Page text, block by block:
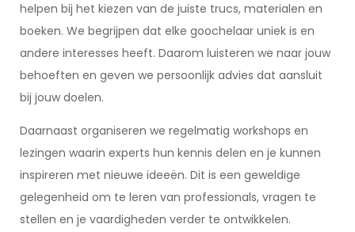
helpen bij het kiezen van de juiste trucs, materialen en
boeken. We begrijpen dat elke goochelaar uniek is en
andere interesses heeft. Daarom luisteren we naar jouw
behoeften en geven we persoonlijk advies dat aansluit
bij jouw doelen.
Daarnaast organiseren we regelmatig workshops en
lezingen waarin experts hun kennis delen en je kunnen
inspireren met nieuwe ideeën. Dit is een geweldige
gelegenheid om te leren van professionals, vragen te
stellen en je vaardigheden verder te ontwikkelen.